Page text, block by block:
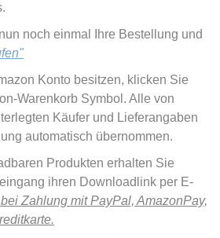
noch einmal Ihre Bestellung und
Konto besitzen, klicken Sie
Warenkorb Symbol. Alle von
Käufer und Lieferangaben
automatisch übernommen.
Produkten erhalten Sie
ihren Downloadlink per E-
Zahlung mit PayPal, AmazonPay,